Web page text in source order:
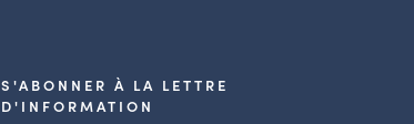
S'ABONNER À LA LETTRE
D'INFORMATION